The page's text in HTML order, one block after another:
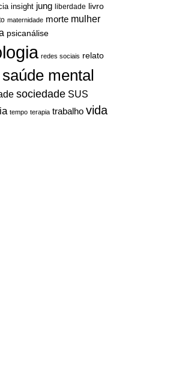
insight jung liberdade livro
maternidade morte mulher
psicanálise
redes sociais relato
saúde mental
sociedade SUS
tempo terapia trabalho vida